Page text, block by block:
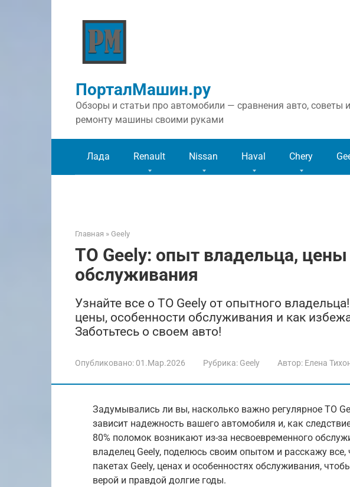
ПорталМашин.ру
Обзоры и статьи про автомобили — сравнения авто, советы
ремонту машины своими руками
Лада Renault Nissan Haval Chery
Главная » Geely
ТО Geely: опыт владельца, цены
обслуживания
Узнайте все о ТО Geely от опытного
цены, особенности обслуживания и как
Заботьтесь о своем авто!
Опубликовано: 01.Мар.2026 Рубрика: Geely Автор: Елена
Задумывались ли вы, насколько важно регулярное ТО
зависит надежность вашего автомобиля и, как
80% поломок возникают из-за несвоевременного
владелец Geely, поделюсь своим опытом и расскажу
пакетах Geely, ценах и особенностях обслуживания,
верой и правдой долгие годы.